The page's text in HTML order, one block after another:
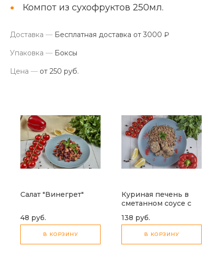
Компот из сухофруктов 250мл.
Доставка — Бесплатная доставка от 3000 ₽
Упаковка — Боксы
Цена — от 250 руб.
Салат "Винегрет"
48 руб.
В КОРЗИНУ
Куриная печень в
сметанном соусе с
овощами
138 руб.
В КОРЗИНУ